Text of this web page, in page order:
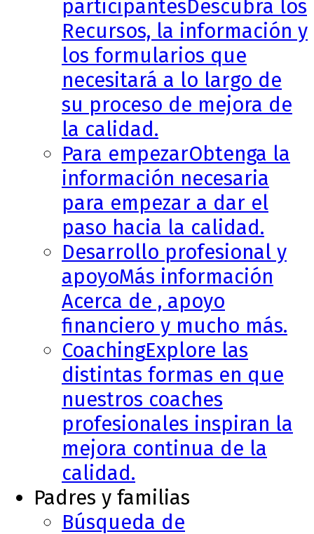
participantesDescubra los
Recursos, la información y
los formularios que
necesitará a lo largo de
su proceso de mejora de
la calidad.
Para empezarObtenga la
información necesaria
para empezar a dar el
paso hacia la calidad.
Desarrollo profesional y
apoyoMás información
Acerca de , apoyo
financiero y mucho más.
CoachingExplore las
distintas formas en que
nuestros coaches
profesionales inspiran la
mejora continua de la
calidad.
Padres y familias
Búsqueda de